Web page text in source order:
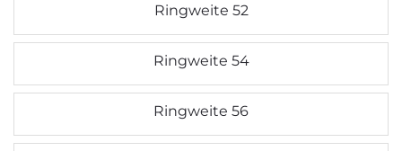
Ringweite 52
Ringweite 54
Ringweite 56